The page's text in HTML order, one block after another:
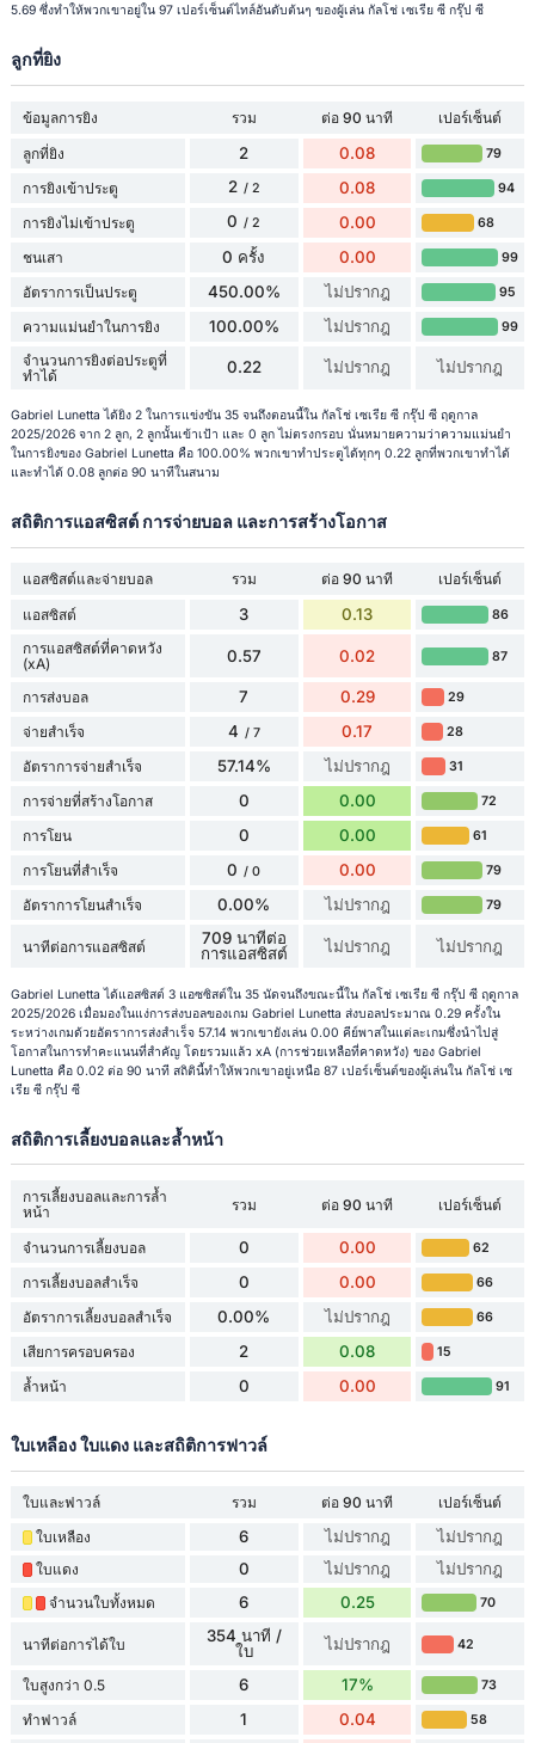
5.69 ซึ่งทำให้พวกเขาอยู่ใน 97 เปอร์เซ็นต์ไทล์อันดับต้นๆ ของผู้เล่น กัลโช่ เซเรีย ซี กรุ๊ป ซี
ลูกที่ยิง
ข้อมูลการยิง รวม ต่อ 90 นาที
เปอร์เซ็นต์
ลูกที่ยิง
2 0.08 79
การยิงเข้าประตู 2 / 2 0.08 94
การยิงไม่เข้าประตู 0 / 2 0.00 68
ชนเสา 0 ครั้ง 0.00 99
อัตราการเป็นประตู 450.00% ไม่ปรากฎ 95
ความแม่นยำในการยิง 100.00% ไม่ปรากฎ 99
จำนวนการยิงต่อประตูที่
ทำได้
0.22 ไม่ปรากฎ ไม่ปรากฎ
Gabriel Lunetta ได้ยิง 2 ในการแข่งขัน 35 จนถึงตอนนี้ใน กัลโช่ เซเรีย ซี กรุ๊ป ซี ฤดูกาล
2025/2026 จาก 2 ลูก, 2 ลูกนั้นเข้าเป้า และ 0 ลูก ไม่ตรงกรอบ นั่นหมายความว่าความแม่นยำ
ในการยิงของ Gabriel Lunetta คือ 100.00% พวกเขาทำประตูได้ทุกๆ 0.22 ลูกที่พวกเขาทำได้
และทำได้ 0.08 ลูกต่อ 90 นาทีในสนาม
สถิติการแอสซิสต์ การจ่ายบอล และการสร้างโอกาส
แอสซิสต์และจ่ายบอล รวม ต่อ 90 นาที
เปอร์เซ็นต์
แอสซิสต์
3 0.13 86
การแอสซิสต์ที่คาดหวัง
(xA)
0.57 0.02 87
การส่งบอล 7 0.29 29
จ่ายสำเร็จ 4 / 7 0.17 28
อัตราการจ่ายสำเร็จ 57.14% ไม่ปรากฎ 31
การจ่ายที่สร้างโอกาส 0 0.00 72
การโยน 0 0.00 61
การโยนที่สำเร็จ 0 / 0 0.00 79
อัตราการโยนสำเร็จ 0.00% ไม่ปรากฎ 79
นาทีต่อการแอสซิสต์
709 นาทีต่อ
การแอสซิสต์
ไม่ปรากฎ ไม่ปรากฎ
Gabriel Lunetta ได้แอสซิสต์ 3 แอซซิสต์ใน 35 นัดจนถึงขณะนี้ใน กัลโช่ เซเรีย ซี กรุ๊ป ซี ฤดูกาล
2025/2026 เมื่อมองในแง่การส่งบอลของเกม Gabriel Lunetta ส่งบอลประมาณ 0.29 ครั้งใน
ระหว่างเกมด้วยอัตราการส่งสำเร็จ 57.14 พวกเขายังเล่น 0.00 คีย์พาสในแต่ละเกมซึ่งนำไปสู่
โอกาสในการทำคะแนนที่สำคัญ โดยรวมแล้ว xA (การช่วยเหลือที่คาดหวัง) ของ Gabriel
Lunetta คือ 0.02 ต่อ 90 นาที สถิตินี้ทำให้พวกเขาอยู่เหนือ 87 เปอร์เซ็นต์ของผู้เล่นใน กัลโช่ เซ
เรีย ซี กรุ๊ป ซี
สถิติการเลี้ยงบอลและล้ำหน้า
การเลี้ยงบอลและการล้ำ
หน้า
รวม ต่อ 90 นาที เปอร์เซ็นต์
จำนวนการเลี้ยงบอล 0 0.00 62
การเลี้ยงบอลสำเร็จ 0 0.00 66
อัตราการเลี้ยงบอลสำเร็จ 0.00% ไม่ปรากฎ 66
เสียการครอบครอง 2 0.08 15
ล้ำหน้า 0 0.00 91
ใบเหลือง ใบแดง และสถิติการฟาวล์
ใบและฟาวล์ รวม ต่อ 90 นาที
เปอร์เซ็นต์
ใบเหลือง
6 ไม่ปรากฎ ไม่ปรากฎ
ใบแดง 0 ไม่ปรากฎ ไม่ปรากฎ
จำนวนใบทั้งหมด 6 0.25 70
นาทีต่อการได้ใบ
354 นาที /
ใบ
ไม่ปรากฎ 42
ใบสูงกว่า 0.5 6 17% 73
ทำฟาวล์ 1 0.04 58